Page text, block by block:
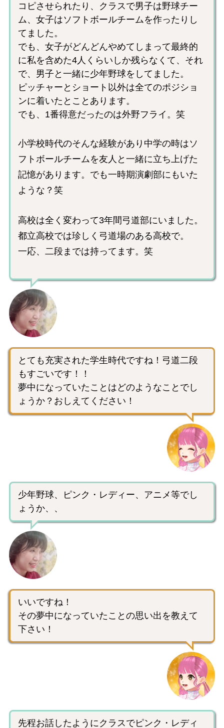
コピさせられたり、クラスで男子は野球チー
ム、女子はソフトボールチームを作ったりし
てました。
でも、女子がどんどんやめてしまって最終的
に私を含めた4人くらいしか残らなくて、それ
で、男子と一緒に少年野球をしてました。
ピッチャーとショート以外は全てのポジショ
ンに着いたとことあります。
でも、1番得意だったのは外野フライ。笑
小学校時代のそんな経験があり中学の時はソ
フトボールチームを友人と一緒に立ち上げた
記憶があります。でも一時期演劇部にもいた
ような？笑
高校は全く変わって3年間弓道部にいました。
都立高校では珍しく弓道場のある高校で。
一応、二段までは持ってます。笑
とても充実された学生時代ですね！弓道二段
もすごいです！！
夢中になっていたことはどのようなことでし
ょうか？おしえてください！
少年野球、ピンク・レディー、アニメ等でし
ょうか、、
いいですね！
その夢中になっていたことの思い出を教えて
下さい！
先程お話したようにクラスでピンク・レディ